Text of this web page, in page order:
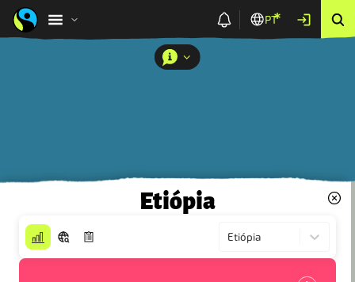
PT
Etiópia
Etiópia